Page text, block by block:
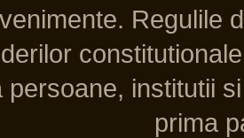
Regulile
persoane, institutii
prima